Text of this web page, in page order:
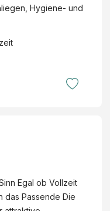
Hygiene- und
Egal ob Vollzeit
das Passende Die